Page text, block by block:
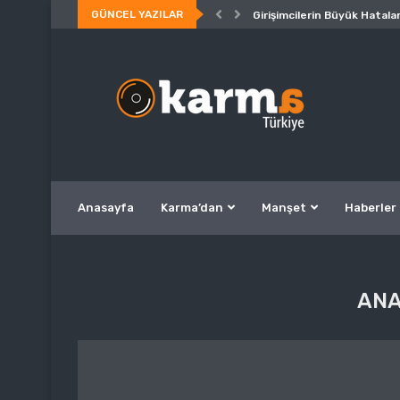
GÜNCEL YAZILAR Girişimcilerin Büyük
Anasayfa Karma’dan Manşet Haberler